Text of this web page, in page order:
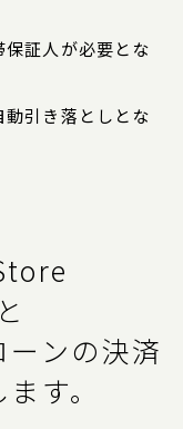
証人が必要とな
引き落としとな
ンの決済
す。